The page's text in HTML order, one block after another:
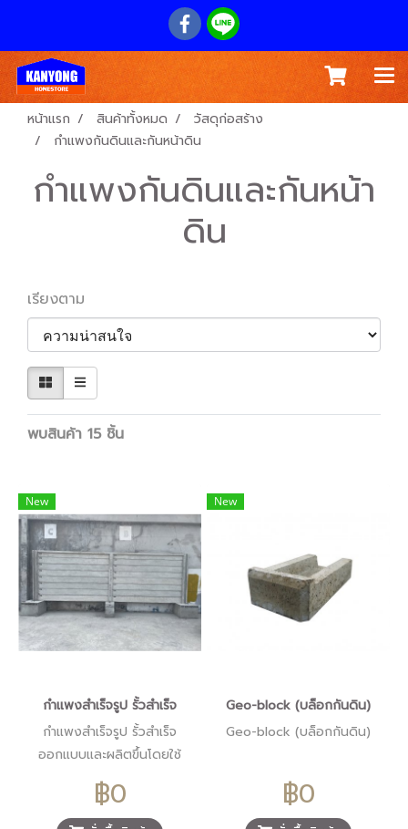
หน้าแรก สินค้าทั้งหมด
วัสดุก่อสร้าง
กำแพงกันดินและกันหน้าดิน
กำแพงกันดินและกันหน้า
ดิน
เรียงตาม
พบสินค้า 15 ชิ้น
New
กำแพงสำเร็จรูป รั้วสำเร็จ
กำแพงสำเร็จรูป รั้วสำเร็จ
ออกแบบและผลิตขึ้นโดยใช้
เทคโนโลยีที่ทันสมัย ผิวเรียบ
สวย เหมาะสำหรับโครงการที่
ต้องการรั้วที่มีรูปแบบสวยงาม
฿0
New
Geo-block (บล็อกกันดิน)
Geo-block (บล็อกกันดิน)
฿0